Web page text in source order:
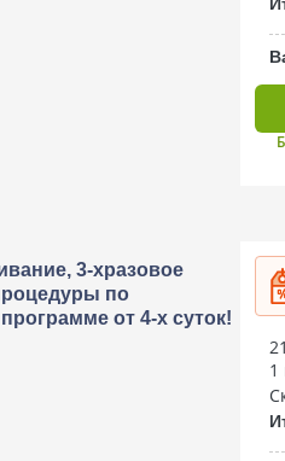
3-хразовое
по
от 4-х суток!
1